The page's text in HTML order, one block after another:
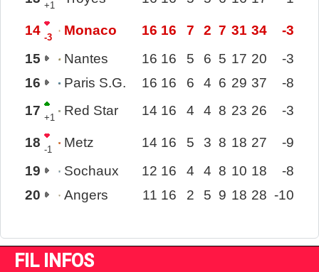
+1
14 -3 Monaco 16 16 7 2 7 31 34
-3
15
Nantes 16 16 5 6 5 17 20
-3
16
Paris S.G. 16 16 6 4 6 29 37
-8
17 +1 Red Star 14 16 4 4 8 23 26 -3
18 -1 Metz 14 16 5 3 8 18 27
-9
19
Sochaux 12 16 4 4 8 10 18
-8
20
Angers 11 16 2 5 9 18 28 -10
FIL INFOS